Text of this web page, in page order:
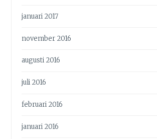
januari 2017
november 2016
augusti 2016
juli 2016
februari 2016
januari 2016